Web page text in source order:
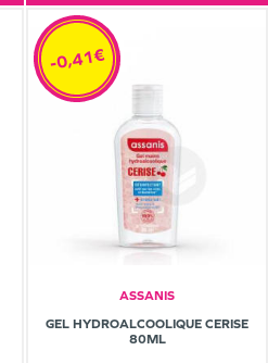
ASSANIS
GEL HYDROALCOOLIQUE CERISE
80ML
-0,41€